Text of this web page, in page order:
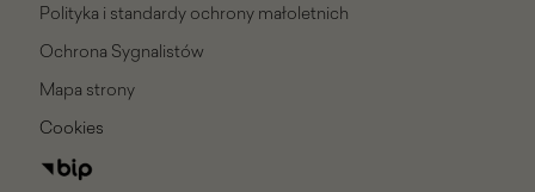
Polityka i standardy ochrony małoletnich
Ochrona Sygnalistów
Mapa strony
Cookies